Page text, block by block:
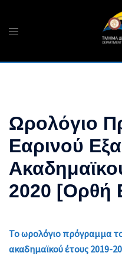
content
Toggle
Ωρολόγιο
Εαρινού
2020 [Ορθή
Το ωρολόγιο πρόγραμμα
ακαδημαϊκού έτους 2019-